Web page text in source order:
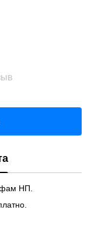
НП.